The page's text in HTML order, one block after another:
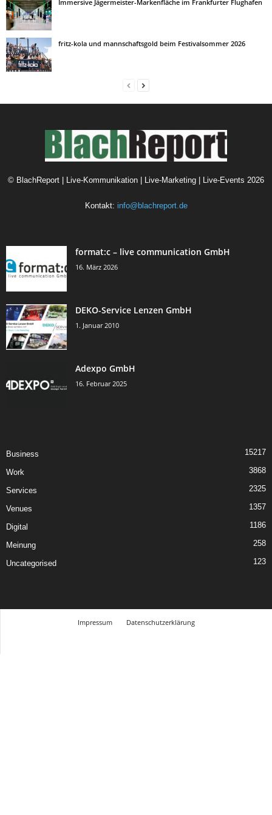
Immersive Jägermeister-Markenfläche im Frankfurter Flughafen
fritz-kola und mannschaftsgold beim Festivalsommer 2026
© BlachReport | Live-Kommunikation | Live-Marketing | Live-Events 2026
Kontakt: info@blachreport.de
format:c – live communication GmbH
16. März 2026
DEKO-Service Lenzen GmbH
1. Januar 2010
Adexpo GmbH
16. Februar 2025
Business 15217
Work 3868
Services 2325
Venues 1357
Digital 1186
Meinung 258
Uncategorised 123
Impressum
Datenschutzerklärung